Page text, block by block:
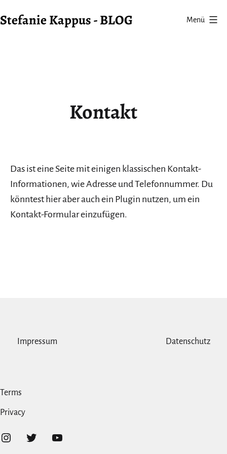
Inhalt
Stefanie Kappus - BLOG Menü
Kontakt
Das ist eine Seite mit einigen klassischen Kontakt-
Informationen, wie Adresse und Telefonnummer. Du
könntest hier aber auch ein Plugin nutzen, um ein
Kontakt-Formular einzufügen.
Impressum Datenschutz
Terms
Privacy
InstagramTwitter